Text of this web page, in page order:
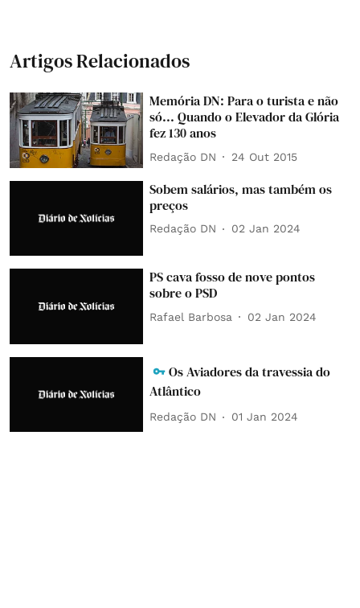
Artigos Relacionados
Memória DN: Para o turista e não
só... Quando o Elevador da Glória
fez 130 anos
Redação DN 24 Out 2015
Sobem salários, mas também os
preços
Redação DN 02 Jan 2024
PS cava fosso de nove pontos
sobre o PSD
Rafael Barbosa 02 Jan 2024
Os Aviadores da travessia do
Atlântico
Redação DN 01 Jan 2024